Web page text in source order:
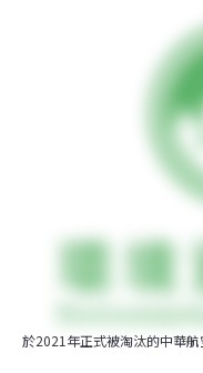
於2021年正式被淘汰的中華